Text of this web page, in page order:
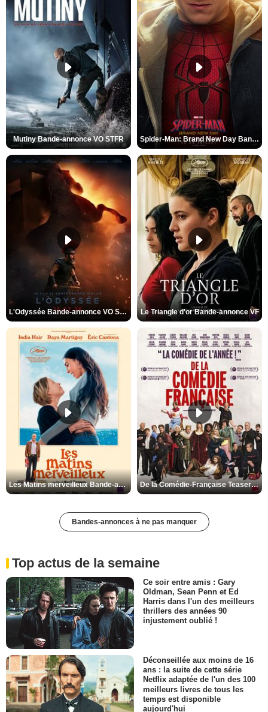
Mutiny Bande-annonce VO STFR Spider-Man: Brand New Day Bande-annonce VO STFR
L'Odyssée Bande-annonce VO STFR Le Triangle d'or Bande-annonce VF
Les Matins merveilleux Bande-annonce VF De la Comédie-Française Teaser VF
Bandes-annonces à ne pas manquer
Top actus de la semaine
Ce soir entre amis : Gary
Oldman, Sean Penn et Ed
Harris dans l'un des meilleurs
thrillers des années 90
injustement oublié !
Déconseillée aux moins de 16
ans : la suite de cette série
Netflix adaptée de l'un des 100
meilleurs livres de tous les
temps est disponible
aujourd'hui